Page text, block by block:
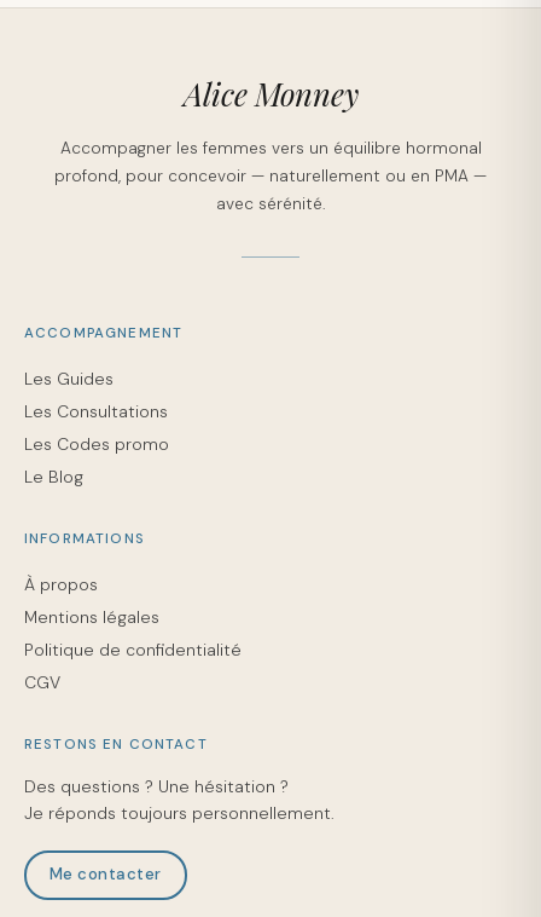
Alice Monney
Accompagner les femmes vers un équilibre hormonal
profond, pour concevoir — naturellement ou en PMA —
avec sérénité.
ACCOMPAGNEMENT
Les Guides
Les Consultations
Les Codes promo
Le Blog
INFORMATIONS
À propos
Mentions légales
Politique de confidentialité
CGV
RESTONS EN CONTACT
Des questions ? Une hésitation ?
Je réponds toujours personnellement.
Me contacter